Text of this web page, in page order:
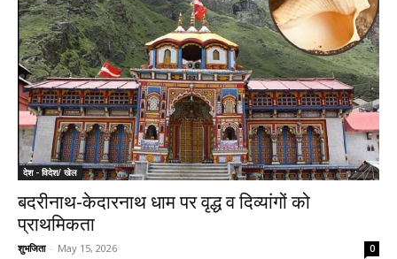
देश - विदेश/ खेल
बदरीनाथ-केदारनाथ धाम पर वृद्ध व दिव्यांगों को
प्राथमिकता
शुभजिता - May 15, 2026 0